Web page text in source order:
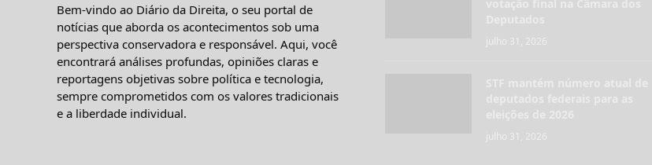
Bem-vindo ao Diário da Direita, o seu portal de
notícias que aborda os acontecimentos sob uma
perspectiva conservadora e responsável. Aqui, você
encontrará análises profundas, opiniões claras e
reportagens objetivas sobre política e tecnologia,
sempre comprometidos com os valores tradicionais
e a liberdade individual.
julho 31, 2026
julho 31, 2026